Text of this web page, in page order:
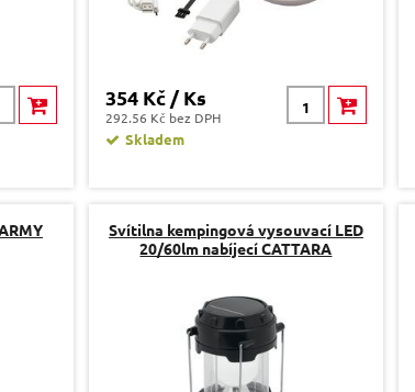
354 Kč / Ks
292.56 Kč bez DPH
Skladem
Svítilna kempingová vysouvací LED
20/60lm nabíjecí CATTARA